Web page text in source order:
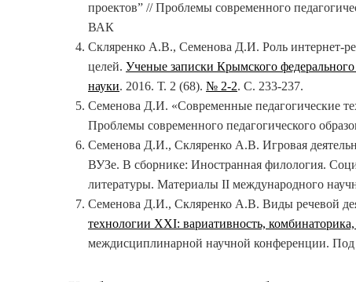
проектов” // Проблемы современного
ВАК
Скляренко А.В., Семенова Д.И. Роль интернет-
целей. Ученые записки Крымского
науки. 2016. Т. 2 (68). № 2-2. С. 233-237.
Семенова Д.И. «Современные педагогические
Проблемы современного педагогического
Семенова Д.И., Скляренко А.В. Игровая
ВУЗе. В сборнике: Иностранная филология.
литературы. Материалы II международного
Семенова Д.И., Скляренко А.В. Виды речевой
технологии ХХI: вариативность,
междисциплинарной научной конференции.